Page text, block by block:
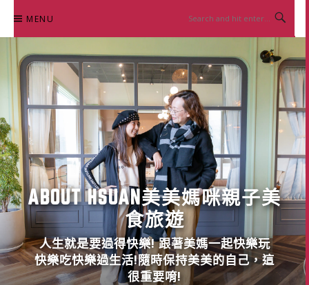
content
MENU
ABOUT HSUAN美美媽咪親子美
食旅遊
人生就是要過得快樂! 跟著美媽一起快樂玩
快樂吃快樂過生活!隨時保持美美的自己，這
很重要唷!